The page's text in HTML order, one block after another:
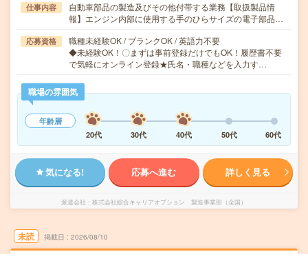
仕事内容
自動車部品の製造及びその他付帯する業務【取扱製品情
報】エンジン内部に使用する手のひらサイズの電子部品…
応募資格
職種未経験OK / ブランクOK / 英語力不要
◆未経験OK！〇まずは事前登録だけでもOK！履歴書不要
で気軽にオンライン登録★氏名・職種などを入力す…
職場の雰囲気
年齢層
20代
30代 40代 50代 60代
気になる! 応募へ進む 詳しく見る
派遣会社 株式会社綜合キャリアオプション 製造事業部（全国）
未読 掲載日 2026/08/10